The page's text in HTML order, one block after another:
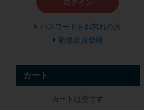
ログイン
パスワードをお忘れの方
新規会員登録
カート
カートは空です